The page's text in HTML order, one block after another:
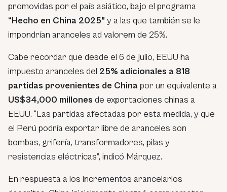
promovidas por el país asiático, bajo el programa
“Hecho en China 2025” y a las que también se le
impondrían aranceles ad valorem de 25%.
Cabe recordar que desde el 6 de julio, EEUU ha
impuesto aranceles del 25% adicionales a 818
partidas provenientes de China por un equivalente a
US$34,000 millones de exportaciones chinas a
EEUU. “Las partidas afectadas por esta medida, y que
el Perú podría exportar libre de aranceles son
bombas, grifería, transformadores, pilas y
resistencias eléctricas”, indicó Márquez.
En respuesta a los incrementos arancelarios